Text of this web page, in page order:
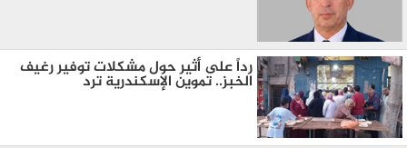
رداً على أثير حول مشكلات توفير رغيف
الخبز.. تموين الإسكندرية ترد